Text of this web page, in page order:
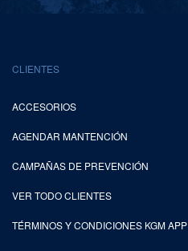
CLIENTES
ACCESORIOS
AGENDAR MANTENCIÓN
CAMPAÑAS DE PREVENCIÓN
VER TODO CLIENTES
TÉRMINOS Y CONDICIONES KGM APP